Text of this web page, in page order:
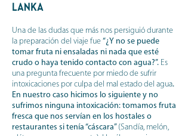
Lanka
Una de las dudas que más nos persiguió durante
la preparación del viaje fue “¿Y no se puede
tomar fruta ni ensaladas ni nada que esté
crudo o haya tenido contacto con agua?”. Es
una pregunta frecuente por miedo de sufrir
intoxicaciones por culpa del mal estado del agua.
En nuestro caso hicimos lo siguiente y no
sufrimos ninguna intoxicación: tomamos fruta
fresca que nos servían en los hostales o
restaurantes si tenía “cáscara” (Sandía, melón,